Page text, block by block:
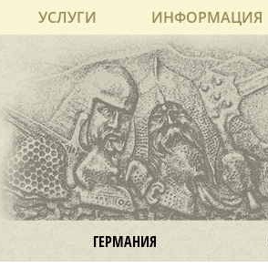
УСЛУГИ ИНФОРМАЦИЯ
ГЕРМАНИЯ